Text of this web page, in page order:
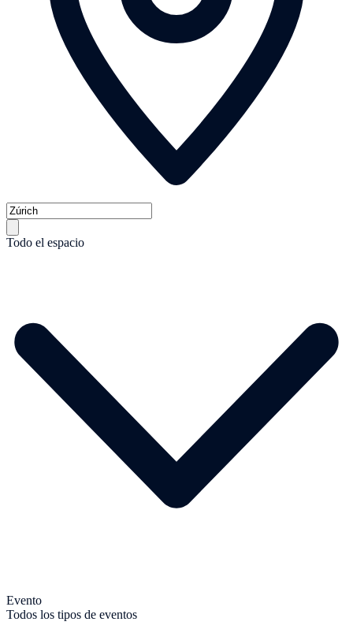
Todo el espacio
Evento
Todos los tipos de eventos